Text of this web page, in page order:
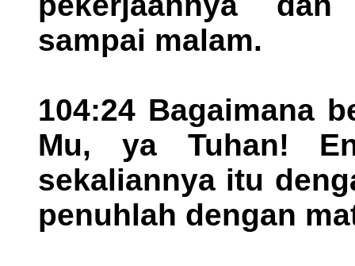
sampai malam.
104:24 Bagaimana
Mu, ya Tuhan!
sekaliannya itu
penuhlah dengan